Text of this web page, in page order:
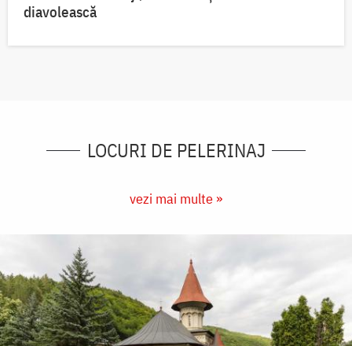
diavolească
LOCURI DE PELERINAJ
vezi mai multe »